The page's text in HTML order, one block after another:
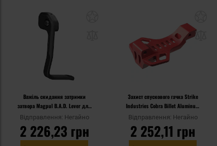
Важіль скидання затримки
затвора Magpul B.A.D. Lever для
гвинтівок AR15/M4 - Black
Відправлення: Негайно
2 226,23 грн
Захист спускового гачка Strike
Industries Cobra Billet Aluminum
Trigger Guard для гвинтівок AR -
Red
Відправлення: Негайно
2 252,11 грн